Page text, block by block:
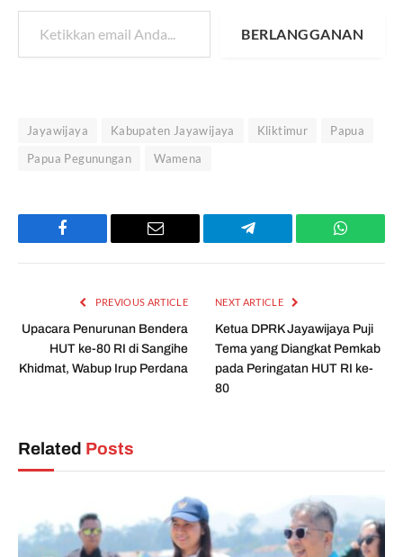
Ketikkan email Anda...
BERLANGGANAN
Jayawijaya Kabupaten Jayawijaya Kliktimur
Papua
Papua Pegunungan
Wamena
Facebook Email Telegram
PREVIOUS ARTICLE
Upacara Penurunan Bendera
HUT ke-80 RI di Sangihe
Khidmat, Wabup Irup Perdana
NEXT ARTICLE
Ketua DPRK Jayawijaya Puji
Tema yang Diangkat Pemkab
pada Peringatan HUT RI ke-
80
Related Posts